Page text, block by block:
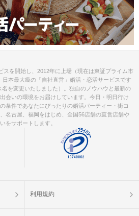
スを開始し、2012年に上場（現在は東証プライム市
本最大級の「自社直営」婚活・恋活サービスです
を変更いたしました）。独自のノウハウと最新の
会いの環境をお届けしています。今日・明日行け
条件であなたにぴったりの婚活パーティー・街コ
名古屋、福岡をはじめ、全国56店舗の直営店舗や
をサポートします。
利用規約